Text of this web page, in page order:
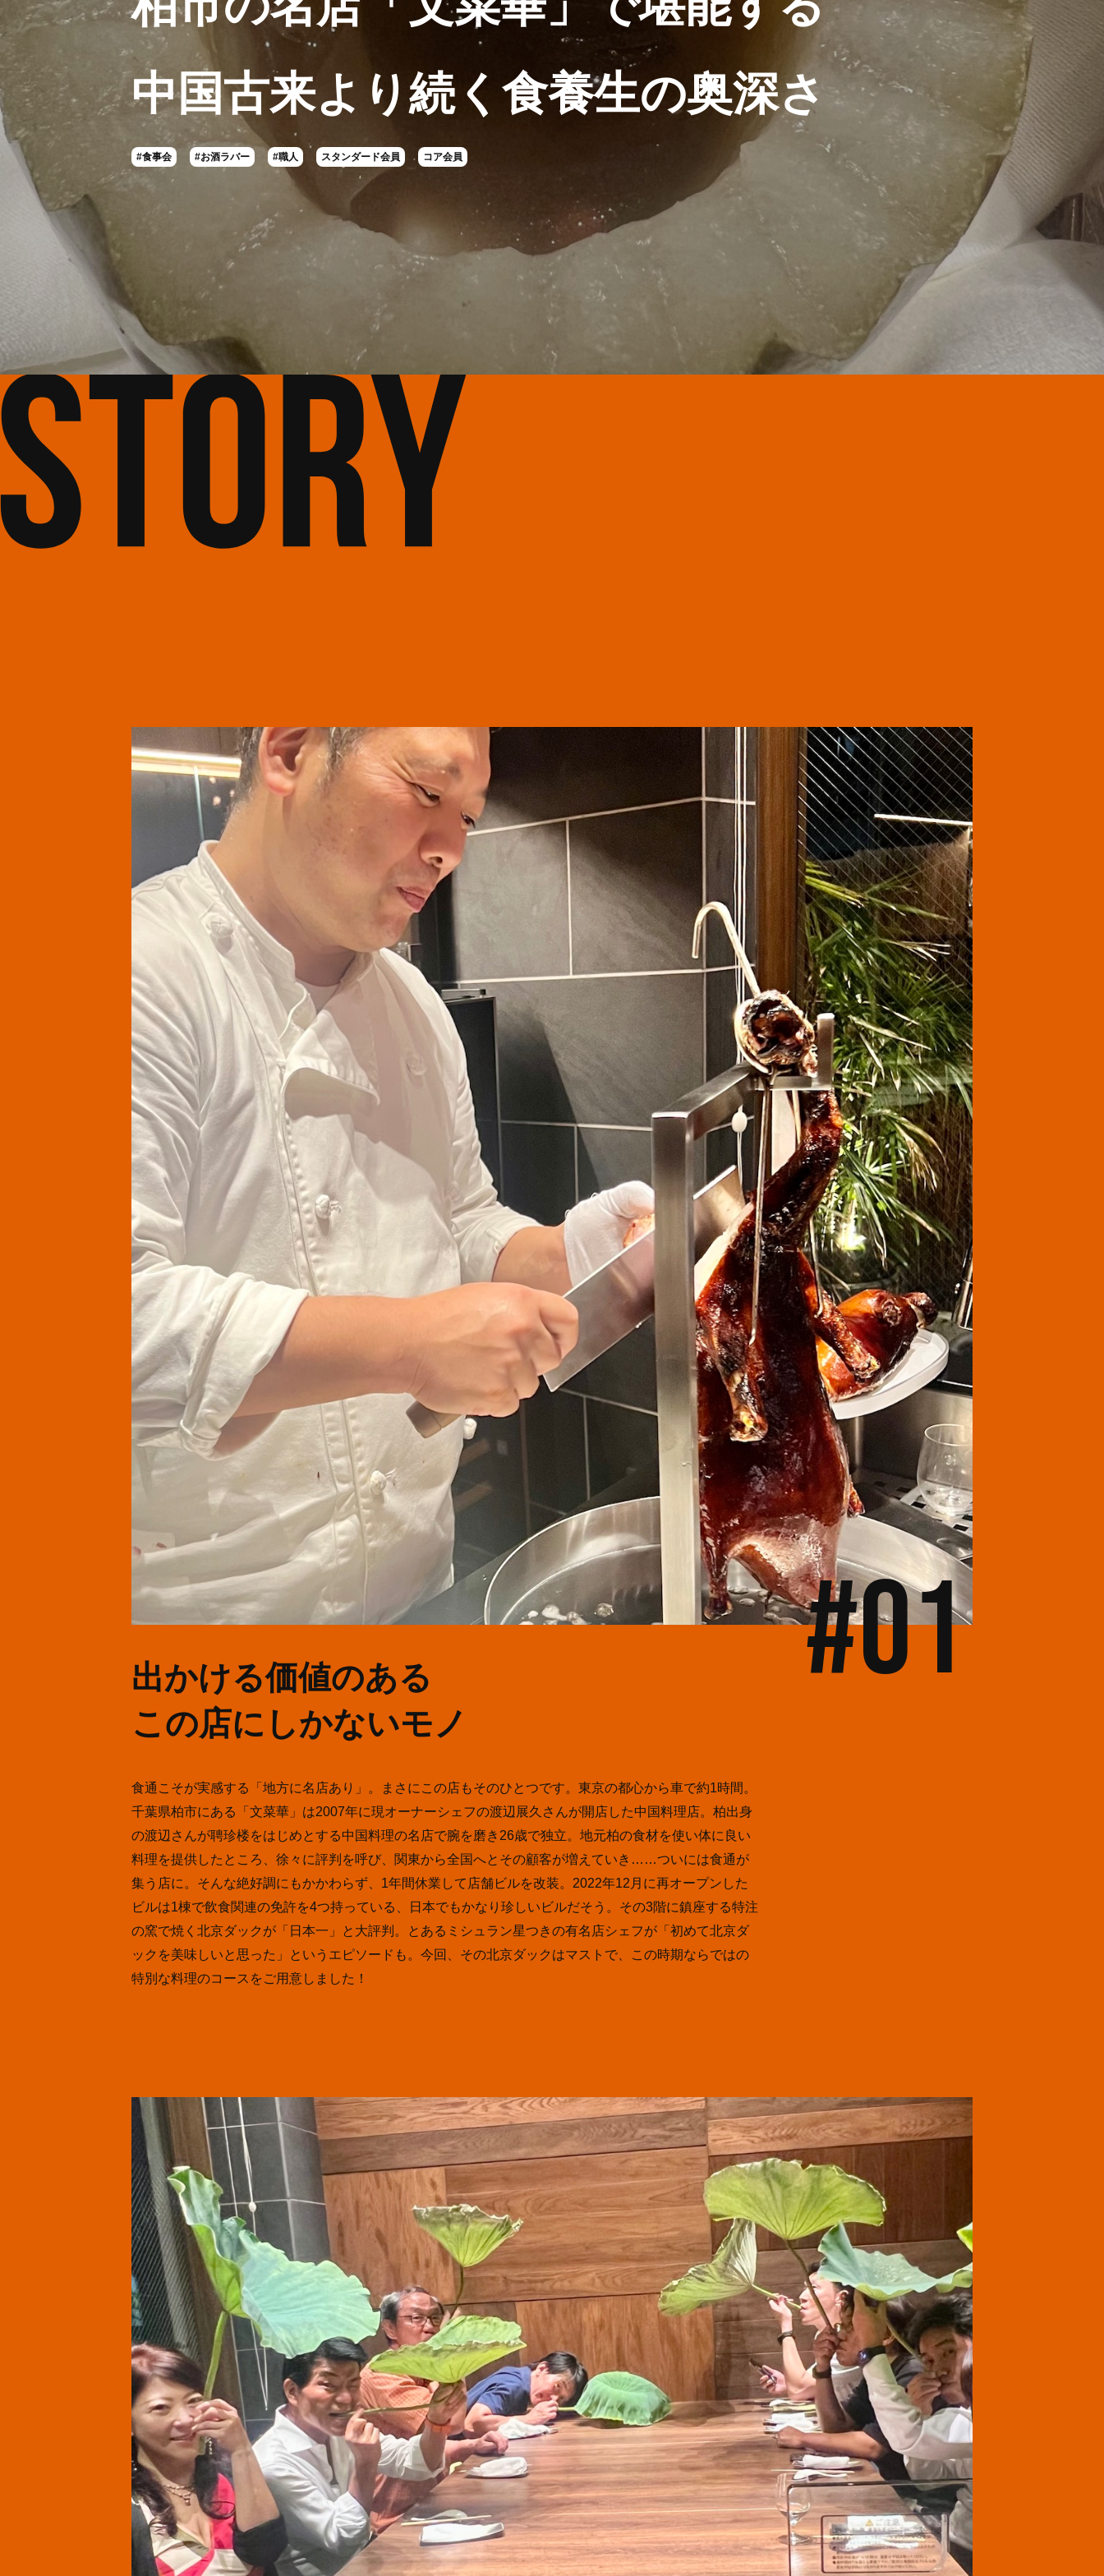
中国古来より続く食養生の奥深さ
#食事会 #お酒ラバー #職人 スタンダード会員 コア会員
#01
出かける価値のある
この店にしかないモノ
食通こそが実感する「地方に名店あり」。まさにこの店もそのひとつです。東京の都心から車で約1時間。
千葉県柏市にある「文菜華」は2007年に現オーナーシェフの渡辺展久さんが開店した中国料理店。柏出身
の渡辺さんが聘珍楼をはじめとする中国料理の名店で腕を磨き26歳で独立。地元柏の食材を使い体に良い
料理を提供したところ、徐々に評判を呼び、関東から全国へとその顧客が増えていき……ついには食通が
集う店に。そんな絶好調にもかかわらず、1年間休業して店舗ビルを改装。2022年12月に再オープンした
ビルは1棟で飲食関連の免許を4つ持っている、日本でもかなり珍しいビルだそう。その3階に鎮座する特注
の窯で焼く北京ダックが「日本一」と大評判。とあるミシュラン星つきの有名店シェフが「初めて北京ダ
ックを美味しいと思った」というエピソードも。今回、その北京ダックはマストで、この時期ならではの
特別な料理のコースをご用意しました！